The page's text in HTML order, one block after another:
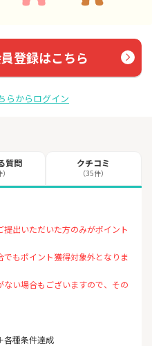
登録はこちら
らからログイン
質問 クチコミ
（35件）
出いただいた方のみがポイント
もポイント獲得対象外となりま
い場合もございますので、その
各種条件達成